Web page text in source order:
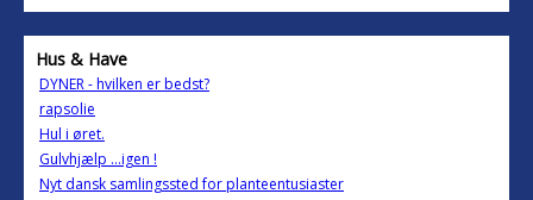
Hus & Have
DYNER - hvilken er bedst?
rapsolie
Hul i øret.
Gulvhjælp ...igen !
Nyt dansk samlingssted for planteentusiaster